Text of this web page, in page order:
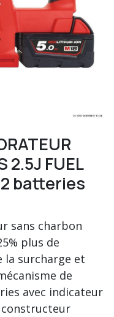
2.5J FUEL
batteries
sans charbon
plus de
la surcharge et
de
avec indicateur
constructeur